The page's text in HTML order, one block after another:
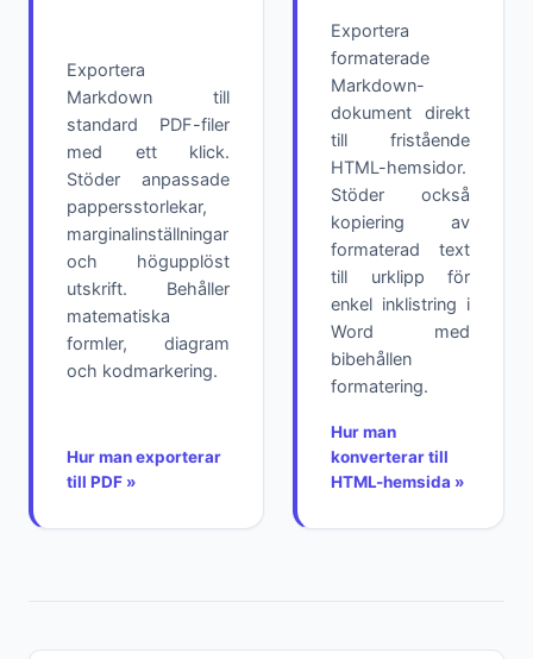
Exportera
Markdown till
standard PDF-filer
med ett klick.
Stöder anpassade
pappersstorlekar,
marginalinställningar
och högupplöst
utskrift. Behåller
matematiska
formler, diagram
och kodmarkering.
Hur man exporterar
till PDF »
Exportera
formaterade
Markdown-
dokument direkt
till fristående
HTML-hemsidor.
Stöder också
kopiering av
formaterad text
till urklipp för
enkel inklistring i
Word med
bibehållen
formatering.
Hur man
konverterar till
HTML-hemsida »